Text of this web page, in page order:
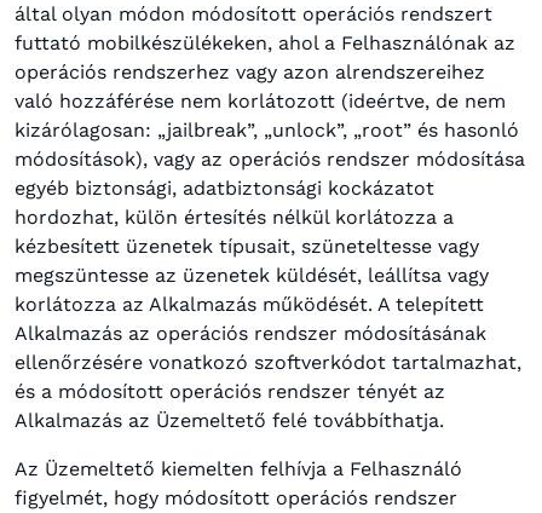
által olyan módon módosított operációs rendszert
futtató mobilkészülékeken, ahol a Felhasználónak az
operációs rendszerhez vagy azon alrendszereihez
való hozzáférése nem korlátozott (ideértve, de nem
kizárólagosan: „jailbreak”, „unlock”, „root” és hasonló
módosítások), vagy az operációs rendszer módosítása
egyéb biztonsági, adatbiztonsági kockázatot
hordozhat, külön értesítés nélkül korlátozza a
kézbesített üzenetek típusait, szüneteltesse vagy
megszüntesse az üzenetek küldését, leállítsa vagy
korlátozza az Alkalmazás működését. A telepített
Alkalmazás az operációs rendszer módosításának
ellenőrzésére vonatkozó szoftverkódot tartalmazhat,
és a módosított operációs rendszer tényét az
Alkalmazás az Üzemeltető felé továbbíthatja.
Az Üzemeltető kiemelten felhívja a Felhasználó
figyelmét, hogy módosított operációs rendszer